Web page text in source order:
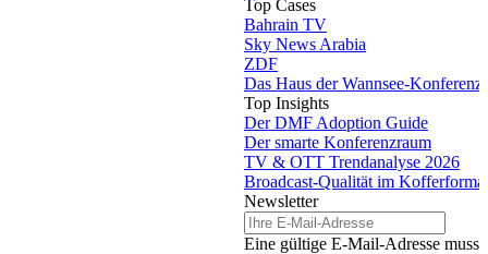
Top Cases
Bahrain TV
Sky News Arabia
ZDF
Das Haus der Wannsee-Konferenz
Top Insights
Der DMF Adoption Guide
Der smarte Konferenzraum
TV & OTT Trendanalyse 2026
Broadcast-Qualität im Kofferformat
Newsletter
Eine gültige E-Mail-Adresse muss